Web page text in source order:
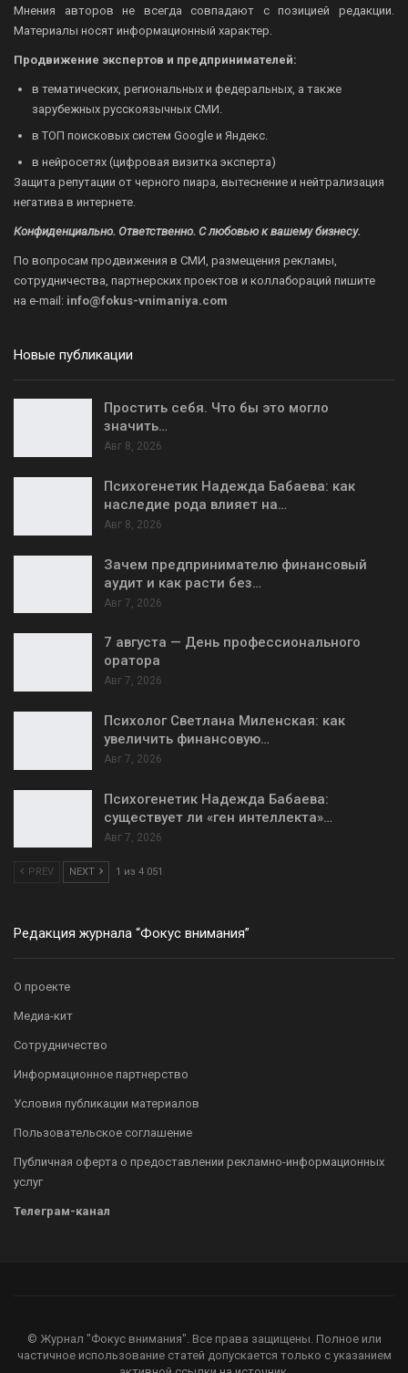
Мнения авторов не всегда совпадают с позицией редакции.
Материалы носят информационный характер.
Продвижение экспертов и предпринимателей:
в тематических, региональных и федеральных, а также
зарубежных русскоязычных СМИ.
в ТОП поисковых систем Google и Яндекс.
в нейросетях (цифровая визитка эксперта)
Защита репутации от черного пиара, вытеснение и нейтрализация
негатива в интернете.
Конфиденциально. Ответственно. С любовью к вашему бизнесу.
По вопросам продвижения в СМИ, размещения рекламы,
сотрудничества, партнерских проектов и коллабораций пишите
на e-mail: info@fokus-vnimaniya.com
Новые публикации
Простить себя. Что бы это могло
значить…
Авг 8, 2026
Психогенетик Надежда Бабаева: как
наследие рода влияет на…
Авг 8, 2026
Зачем предпринимателю финансовый
аудит и как расти без…
Авг 7, 2026
7 августа — День профессионального
оратора
Авг 7, 2026
Психолог Светлана Миленская: как
увеличить финансовую…
Авг 7, 2026
Психогенетик Надежда Бабаева:
существует ли «ген интеллекта»…
Авг 7, 2026
PREV NEXT 1 из 4 051
Редакция журнала “Фокус внимания”
О проекте
Медиа-кит
Сотрудничество
Информационное партнерство
Условия публикации материалов
Пользовательское соглашение
Публичная оферта о предоставлении рекламно-информационных
услуг
Телеграм-канал
© Журнал "Фокус внимания". Все права защищены. Полное или
частичное использование статей допускается только с указанием